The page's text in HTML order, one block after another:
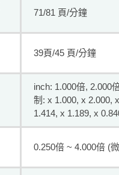
71/81 頁/分鐘
39頁/45 頁/分鐘
inch: 1.000倍, 2.000
制: x 1.000, x 2.000,
1.414, x 1.189, x
0.250倍 ~ 4.000倍 (